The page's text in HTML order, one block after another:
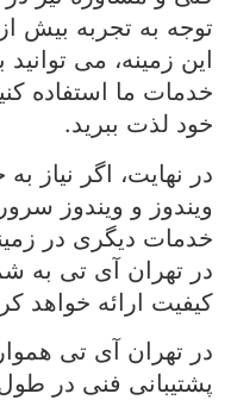
این زمینه، می
خدمات ما استفاده
خود لذت ببرید.
در نهایت، اگر
ویندوز و ویندوز
خدمات دیگری در
در تهران آی تی به
کیفیت ارائه خواهد
در تهران آی تی
پشتیبانی فنی در